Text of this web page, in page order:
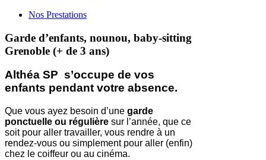
Nos Prestations
Garde d’enfants, nounou, baby-sitting
Grenoble (+ de 3 ans)
Althéa SP s’occupe de vos
enfants pendant votre absence.
Que vous ayez besoin d’une garde
ponctuelle ou régulière sur l’année, que ce
soit pour aller travailler, vous rendre à un
rendez-vous ou simplement pour aller (enfin)
chez le coiffeur ou au cinéma.